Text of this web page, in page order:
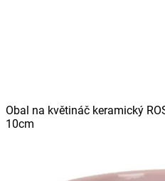
Obal na květináč keramický
10cm